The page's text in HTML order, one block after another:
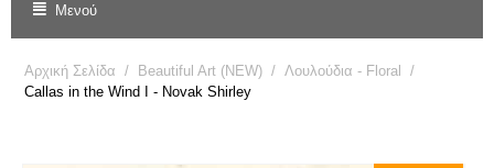
Μενού
Αρχική Σελίδα / Beautiful Art (NEW) / Λουλούδια - Floral
/
Callas in the Wind I - Novak Shirley